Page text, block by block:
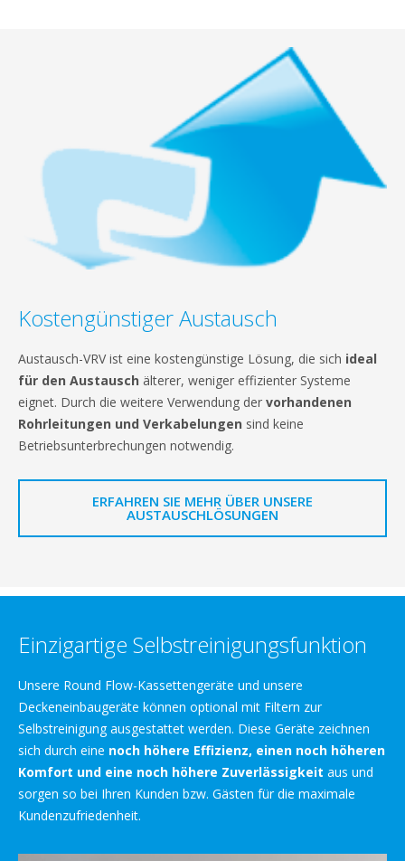
Kostengünstiger Austausch
Austausch-VRV ist eine kostengünstige Lösung, die sich ideal
für den Austausch älterer, weniger effizienter Systeme
eignet. Durch die weitere Verwendung der vorhandenen
Rohrleitungen und Verkabelungen sind keine
Betriebsunterbrechungen notwendig.
ERFAHREN SIE MEHR ÜBER UNSERE
AUSTAUSCHLÖSUNGEN
Einzigartige Selbstreinigungsfunktion
Unsere Round Flow-Kassettengeräte und unsere
Deckeneinbaugeräte können optional mit Filtern zur
Selbstreinigung ausgestattet werden. Diese Geräte zeichnen
sich durch eine noch höhere Effizienz, einen noch höheren
Komfort und eine noch höhere Zuverlässigkeit aus und
sorgen so bei Ihren Kunden bzw. Gästen für die maximale
Kundenzufriedenheit.